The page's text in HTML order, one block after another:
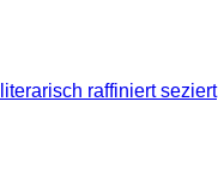
raffiniert seziert